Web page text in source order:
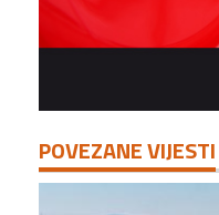
POVEZANE VIJESTI